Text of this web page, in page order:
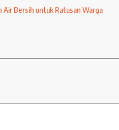
Air Bersih untuk Ratusan Warga